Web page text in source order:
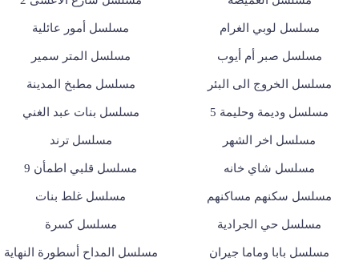
مسلسل لوبي الغرام مسلسل أمور عائلية
مسلسل صبر أم أيوب مسلسل المتر سمير
مسلسل الخروج الى البئر مسلسل مطبخ المدينة
مسلسل وديمة وحليمة 5 مسلسل بنات عبد الغني
مسلسل اخر الشهر مسلسل ترند
مسلسل شاي خانه مسلسل قلبي اطمأن 9
مسلسل سكنهم مساكنهم مسلسل غلط بنات
مسلسل حي الجرادية مسلسل كسرة
مسلسل بابا وماما جيران مسلسل المداح أسطورة النهاية